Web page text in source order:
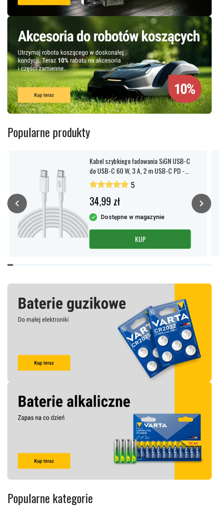
Popularne produkty
Kabel szybkiego ładowania SiGN USB-C
do USB-C 60 W, 3 A, 2 m USB-C PD -
biały
5
34,99 zł
Dostępne w magazynie
KUP
Item
of
Popularne kategorie